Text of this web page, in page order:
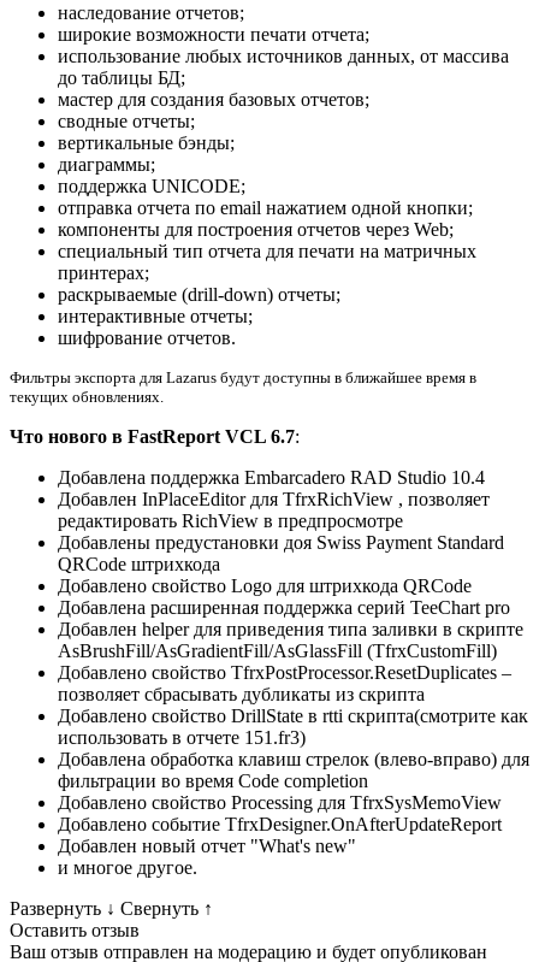
наследование отчетов;
широкие возможности печати отчета;
использование любых источников данных, от массива
до таблицы БД;
мастер для создания базовых отчетов;
сводные отчеты;
вертикальные бэнды;
диаграммы;
поддержка UNICODE;
отправка отчета по email нажатием одной кнопки;
компоненты для построения отчетов через Web;
cпециальный тип отчета для печати на матричных
принтерах;
раскрываемые (drill-down) отчеты;
интерактивные отчеты;
шифрование отчетов.
Фильтры экспорта для Lazarus будут доступны в ближайшее время в
текущих обновлениях.
Что нового в FastReport VCL 6.7:
Добавлена поддержка Embarcadero RAD Studio 10.4
Добавлен InPlaceEditor для TfrxRichView , позволяет
редактировать RichView в предпросмотре
Добавлены предустановки доя Swiss Payment Standard
QRCode штрихкода
Добавлено свойство Logo для штрихкода QRCode
Добавлена расширенная поддержка серий TeeChart pro
Добавлен helper для приведения типа заливки в скрипте
AsBrushFill/AsGradientFill/AsGlassFill (TfrxCustomFill)
Добавлено свойство TfrxPostProcessor.ResetDuplicates –
позволяет сбрасывать дубликаты из скрипта
Добавлено свойство DrillState в rtti скрипта(смотрите как
использовать в отчете 151.fr3)
Добавлена обработка клавиш стрелок (влево-вправо) для
фильтрации во время Code completion
Добавлено свойство Processing для TfrxSysMemoView
Добавлено событие TfrxDesigner.OnAfterUpdateReport
Добавлен новый отчет "What's new"
и многое другое.
Развернуть ↓ Свернуть ↑
Оставить отзыв
Ваш отзыв отправлен на модерацию и будет опубликован